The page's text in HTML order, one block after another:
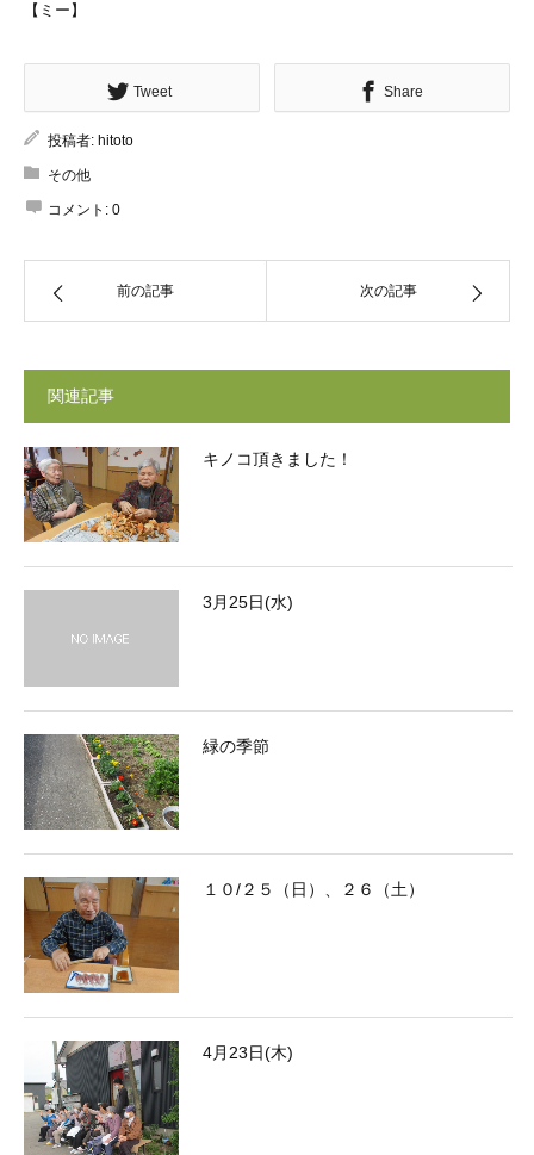
【ミー】
Tweet Share
投稿者: hitoto
その他
コメント: 0
前の記事 次の記事
関連記事
キノコ頂きました！
3月25日(水)
緑の季節
１０/２５（日）、２６（土）
4月23日(木)